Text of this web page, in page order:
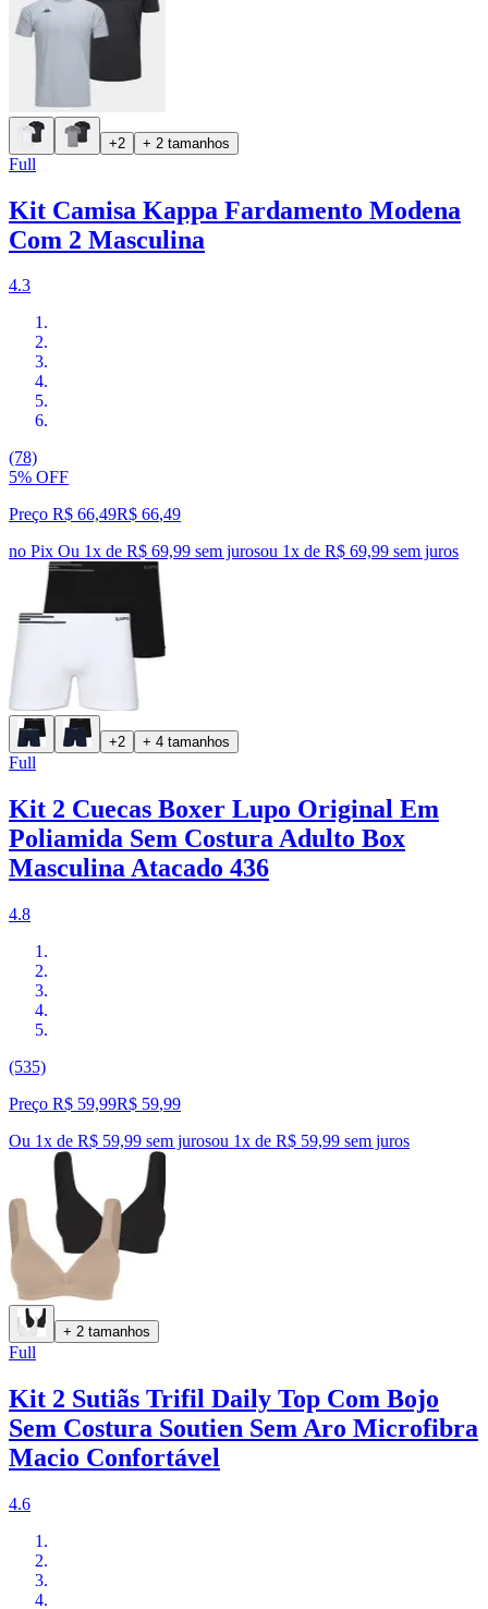
+2 + 2 tamanhos
Full
Kit Camisa Kappa Fardamento Modena
Com 2 Masculina
4.3
(78)
5% OFF
Preço R$ 66,49R$ 66,49
no Pix Ou 1x de R$ 69,99 sem jurosou 1x de R$ 69,99 sem juros
+2 + 4 tamanhos
Full
Kit 2 Cuecas Boxer Lupo Original Em
Poliamida Sem Costura Adulto Box
Masculina Atacado 436
4.8
(535)
Preço R$ 59,99R$ 59,99
Ou 1x de R$ 59,99 sem jurosou 1x de R$ 59,99 sem juros
+ 2 tamanhos
Full
Kit 2 Sutiãs Trifil Daily Top Com Bojo
Sem Costura Soutien Sem Aro Microfibra
Macio Confortável
4.6